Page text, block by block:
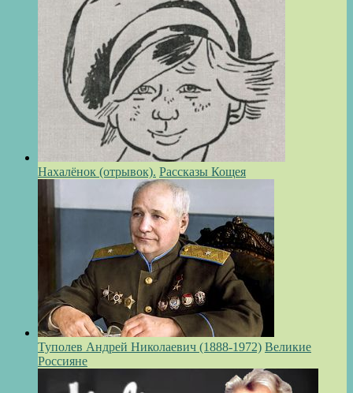
Нахалёнок (отрывок). Рассказы Кощея
Туполев Андрей Николаевич (1888-1972) Великие
Россияне